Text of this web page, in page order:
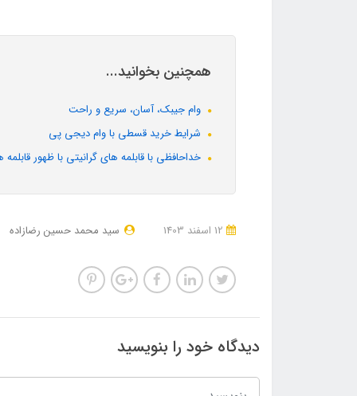
همچنین بخوانید...
وام جیبک، آسان، سریع و راحت
شرایط خرید قسطی با وام دیجی پی
خداحافظی با قابلمه های گرانیتی با ظهور قابلمه
سید محمد حسین رضازاده
دیدگاه خود را بنویسید